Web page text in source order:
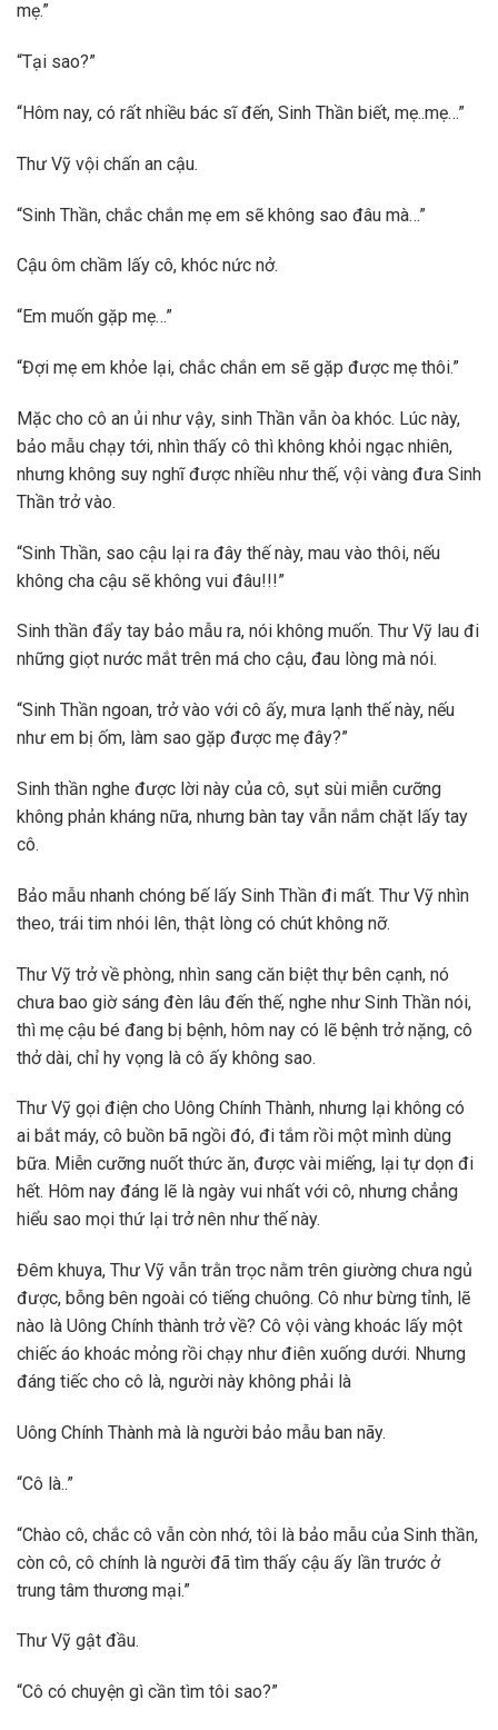
mẹ.”
“Tại sao?”
“Hôm nay, có rất nhiều bác sĩ đến, Sinh Thần biết, mẹ..mẹ…”
Thư Vỹ vội chấn an cậu.
“Sinh Thần, chắc chắn mẹ em sẽ không sao đâu mà…”
Cậu ôm chầm lấy cô, khóc nức nở.
“Em muốn gặp mẹ…”
“Đợi mẹ em khỏe lại, chắc chắn em sẽ gặp được mẹ thôi.”
Mặc cho cô an ủi như vậy, sinh Thần vẫn òa khóc. Lúc này,
bảo mẫu chạy tới, nhìn thấy cô thì không khỏi ngạc nhiên,
nhưng không suy nghĩ được nhiều như thế, vội vàng đưa Sinh
Thần trở vào.
“Sinh Thần, sao cậu lại ra đây thế này, mau vào thôi, nếu
không cha cậu sẽ không vui đâu!!!”
Sinh thần đẩy tay bảo mẫu ra, nói không muốn. Thư Vỹ lau đi
những giọt nước mắt trên má cho cậu, đau lòng mà nói.
“Sinh Thần ngoan, trở vào với cô ấy, mưa lạnh thế này, nếu
như em bị ốm, làm sao gặp được mẹ đây?”
Sinh thần nghe được lời này của cô, sụt sùi miễn cưỡng
không phản kháng nữa, nhưng bàn tay vẫn nắm chặt lấy tay
cô.
Bảo mẫu nhanh chóng bế lấy Sinh Thần đi mất. Thư Vỹ nhìn
theo, trái tim nhói lên, thật lòng có chút không nỡ.
Thư Vỹ trở về phòng, nhìn sang căn biệt thự bên cạnh, nó
chưa bao giờ sáng đèn lâu đến thế, nghe như Sinh Thần nói,
thì mẹ cậu bé đang bị bệnh, hôm nay có lẽ bệnh trở nặng, cô
thở dài, chỉ hy vọng là cô ấy không sao.
Thư Vỹ gọi điện cho Uông Chính Thành, nhưng lại không có
ai bắt máy, cô buồn bã ngồi đó, đi tắm rồi một mình dùng
bữa. Miễn cưỡng nuốt thức ăn, được vài miếng, lại tự dọn đi
hết. Hôm nay đáng lẽ là ngày vui nhất với cô, nhưng chẳng
hiểu sao mọi thứ lại trở nên như thế này.
Đêm khuya, Thư Vỹ vẫn trằn trọc nằm trên giường chưa ngủ
được, bỗng bên ngoài có tiếng chuông. Cô như bừng tỉnh, lẽ
nào là Uông Chính thành trở về? Cô vội vàng khoác lấy một
chiếc áo khoác mỏng rồi chạy như điên xuống dưới. Nhưng
đáng tiếc cho cô là, người này không phải là
Uông Chính Thành mà là người bảo mẫu ban nãy.
“Cô là..”
“Chào cô, chắc cô vẫn còn nhớ, tôi là bảo mẫu của Sinh thần,
còn cô, cô chính là người đã tìm thấy cậu ấy lần trước ở
trung tâm thương mại.”
Thư Vỹ gật đầu.
“Cô có chuyện gì cần tìm tôi sao?”